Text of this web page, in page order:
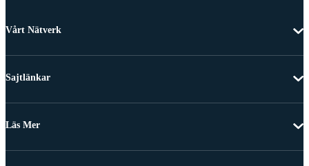
Vårt Nätverk
Sajtlänkar
Läs Mer